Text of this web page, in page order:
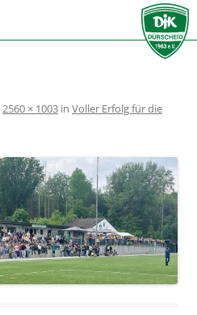
Zum
2560 × 1003 in Voller Erfolg für die